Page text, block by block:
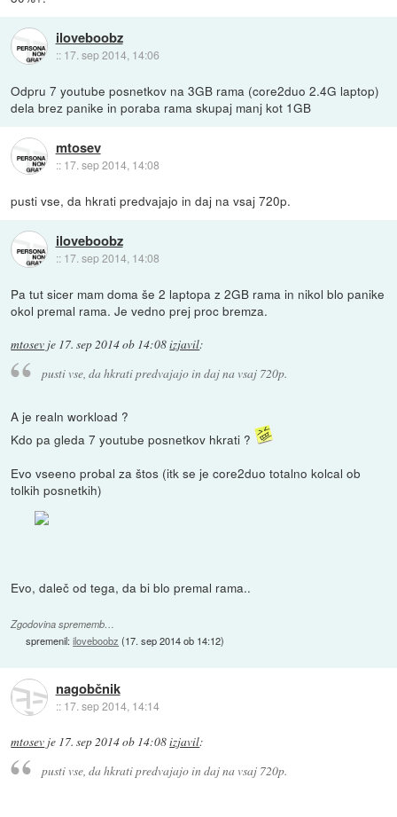
iloveboobz
:: 17. sep 2014, 14:06
Odpru 7 youtube posnetkov na 3GB rama (core2duo 2.4G laptop)
dela brez panike in poraba rama skupaj manj kot 1GB
mtosev
:: 17. sep 2014, 14:08
pusti vse, da hkrati predvajajo in daj na vsaj 720p.
iloveboobz
:: 17. sep 2014, 14:08
Pa tut sicer mam doma še 2 laptopa z 2GB rama in nikol blo panike
okol premal rama. Je vedno prej proc bremza.
mtosev je 17. sep 2014 ob 14:08izjavil:
pusti vse, da hkrati predvajajo in daj na vsaj 720p.
A je realn workload ?
Kdo pa gleda 7 youtube posnetkov hkrati ?
Evo vseeno probal za štos (itk se je core2duo totalno kolcal ob
tolkih posnetkih)
Evo, daleč od tega, da bi blo premal rama..
Zgodovina sprememb…
spremenil:iloveboobz (17. sep 2014 ob 14:12)
nagobčnik
:: 17. sep 2014, 14:14
mtosev je 17. sep 2014 ob 14:08izjavil:
pusti vse, da hkrati predvajajo in daj na vsaj 720p.